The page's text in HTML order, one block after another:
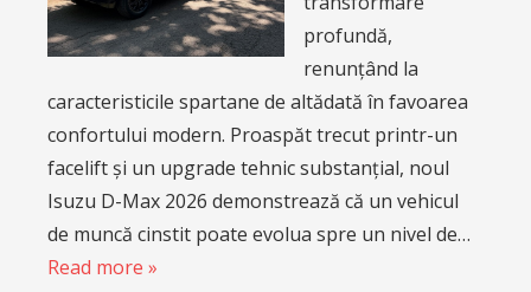
profundă,
renunțând la
caracteristicile spartane de altădată în favoarea
confortului modern. Proaspăt trecut printr-un
facelift și un upgrade tehnic substanțial, noul
Isuzu D-Max 2026 demonstrează că un vehicul
de muncă cinstit poate evolua spre un nivel de…
Read more »